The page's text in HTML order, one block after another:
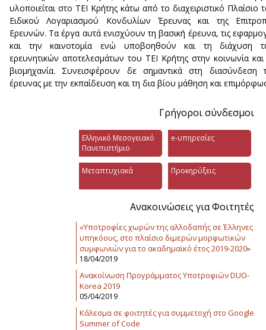
υλοποιείται στο ΤΕΙ Κρήτης κάτω από το διαχειριστικό Πλαίσιο
Ειδικού Λογαριασμού Κονδυλίων Έρευνας και της
Ερευνών. Τα έργα αυτά ενισχύουν τη βασική έρευνα, τις
και την καινοτομία ενώ υποβοηθούν και τη διάχυση
ερευνητικών αποτελεσμάτων του ΤΕΙ Κρήτης στην κοινωνία και
βιομηχανία. Συνεισφέρουν δε σημαντικά στη διασύνδεση
έρευνας με την εκπαίδευση και τη δια βίου μάθηση και
Γρήγοροι σύνδεσμοι
Ελληνικό Μεσογειακό
Πανεπιστήμιο
e-υπηρεσίες
Μεταπτυχιακά Προκηρύξεις
Ανακοινώσεις για Φοιτητές
«Υποτροφίες χωρών της αλλοδαπής σε Έλληνες
υπηκόους, στο πλαίσιο διμερών μορφωτικών
συμφωνιών για το ακαδημαϊκό έτος 2019-2020»
18/04/2019
Ανακοίνωση Προγράμματος Υποτροφιών DUO-
Korea 2019
05/04/2019
Κάλεσμα σε φοιτητές για συμμετοχή στο Google
Summer of Code